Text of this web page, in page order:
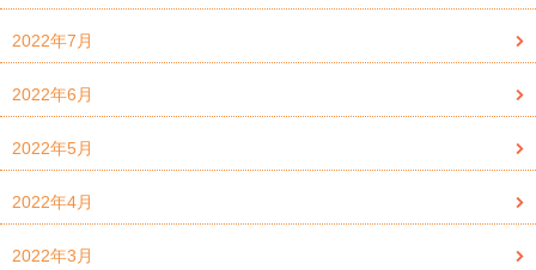
2022年7月
2022年6月
2022年5月
2022年4月
2022年3月